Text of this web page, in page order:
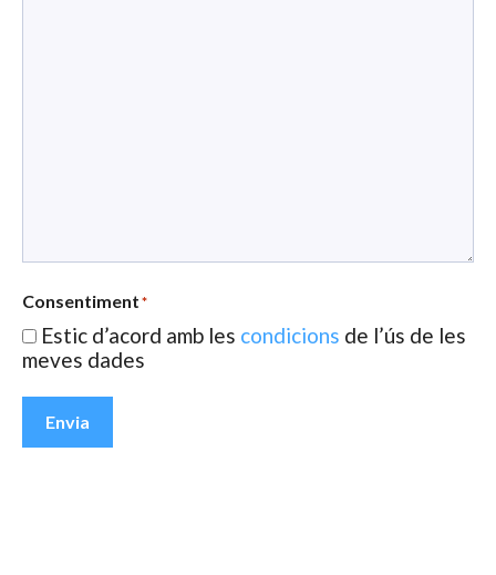
Consentiment*
Estic d’acord amb les condicions de l’ús de les
meves dades
Envia